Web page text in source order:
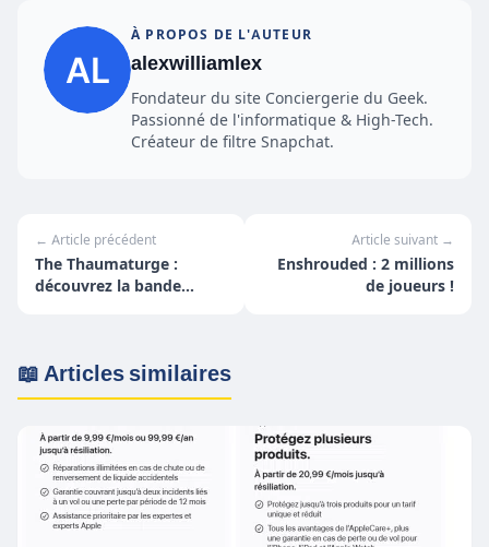
À PROPOS DE L'AUTEUR
alexwilliamlex
Fondateur du site Conciergerie du Geek.
Passionné de l'informatique & High-Tech.
Créateur de filtre Snapchat.
← Article précédent
The Thaumaturge :
découvrez la bande
Article suivant →
Enshrouded : 2 millions
de joueurs !
📖 Articles similaires